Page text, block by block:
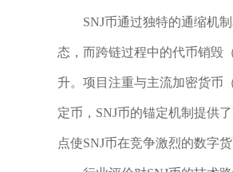
SNJ币通过独特的通缩机
态，而跨链过程中的代币销毁
升。项目注重与主流加密货币
定币，SNJ币的锚定机制提供
点使SNJ币在竞争激烈的数字